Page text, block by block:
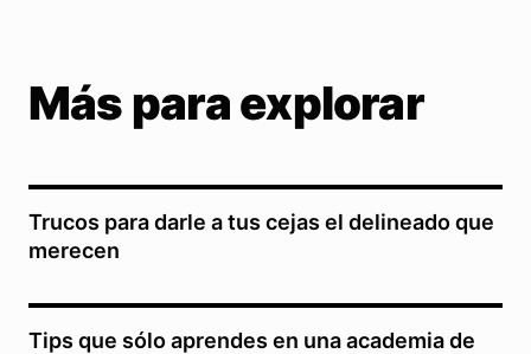
Más para explorar
Trucos para darle a tus cejas el delineado que
merecen
Tips que sólo aprendes en una academia de